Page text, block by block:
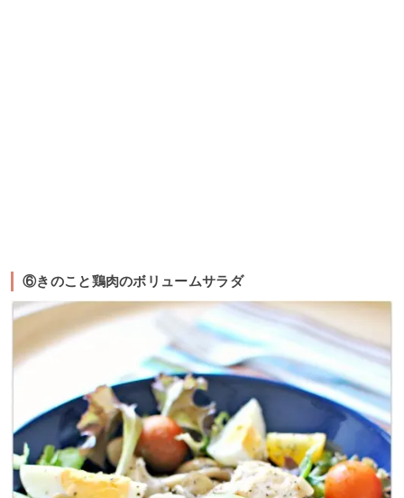
⑥きのこと鶏肉のボリュームサラダ